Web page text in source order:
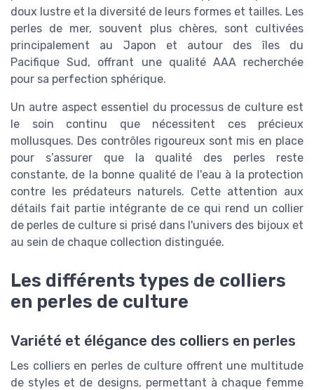
doux lustre et la diversité de leurs formes et tailles. Les
perles de mer, souvent plus chères, sont cultivées
principalement au Japon et autour des îles du
Pacifique Sud, offrant une qualité AAA recherchée
pour sa perfection sphérique.
Un autre aspect essentiel du processus de culture est
le soin continu que nécessitent ces précieux
mollusques. Des contrôles rigoureux sont mis en place
pour s’assurer que la qualité des perles reste
constante, de la bonne qualité de l'eau à la protection
contre les prédateurs naturels. Cette attention aux
détails fait partie intégrante de ce qui rend un collier
de perles de culture si prisé dans l'univers des bijoux et
au sein de chaque collection distinguée.
Les différents types de colliers
en perles de culture
Variété et élégance des colliers en perles
Les colliers en perles de culture offrent une multitude
de styles et de designs, permettant à chaque femme